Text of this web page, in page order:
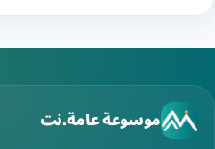
موسوعة عامة.نت